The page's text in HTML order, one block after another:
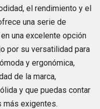
el rendimiento y el
una serie de
una excelente opción
por su versatilidad para
y ergonómica,
de la marca,
y que puedas contar
más exigentes.